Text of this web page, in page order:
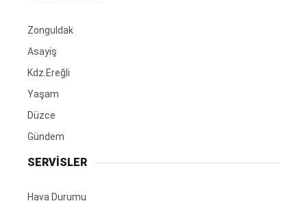
Zonguldak
Asayiş
Kdz.Ereğli
Yaşam
Düzce
Gündem
SERVİSLER
Hava Durumu